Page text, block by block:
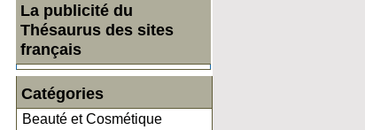
La publicité du
Thésaurus des sites
français
Catégories
Beauté et Cosmétique